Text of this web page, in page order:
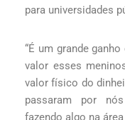
para universidades
“É um grande
valor esses
valor físico do
passaram por
fazendo algo na